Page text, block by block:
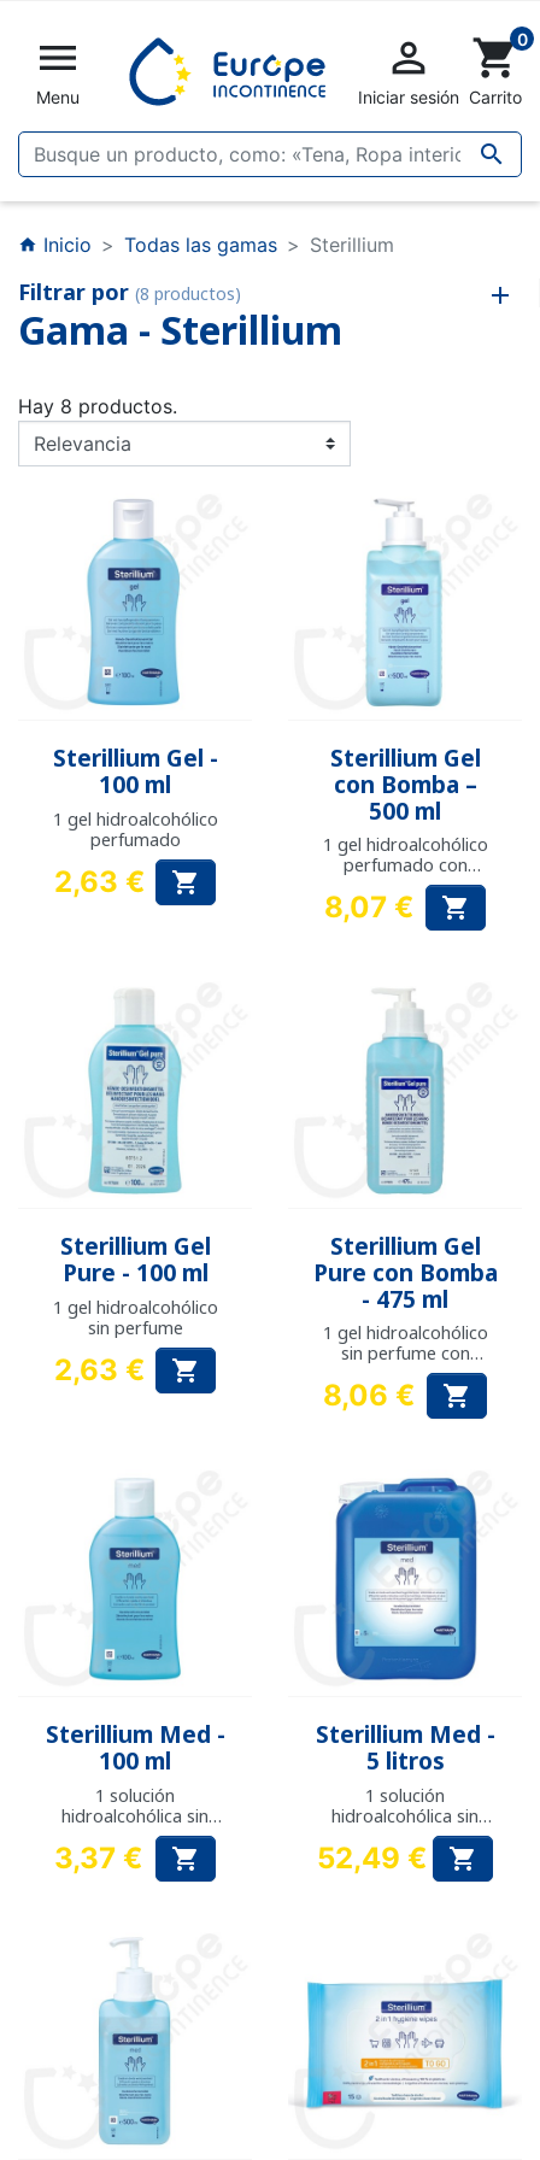

Menu


Iniciar sesión
shopping_cart0
Carrito
home Inicio Todas las gamas Sterillium
Filtrar por (8 productos)
Gama - Sterillium
Hay 8 productos.
Sterillium Gel -
100 ml
1 gel hidroalcohólico
perfumado
Precio
2,63 € 
Sterillium Gel
con Bomba –
500 ml
1 gel hidroalcohólico
perfumado con
bomba
Precio
8,07 € 
Sterillium Gel
Pure - 100 ml
1 gel hidroalcohólico
sin perfume
Precio
2,63 € 
Sterillium Gel
Pure con Bomba
- 475 ml
1 gel hidroalcohólico
sin perfume con
bomba
Precio
8,06 € 
Sterillium Med -
100 ml
1 solución
hidroalcohólica sin
perfume
Precio
3,37 € 
Sterillium Med -
5 litros
1 solución
hidroalcohólica sin
perfume
Precio
52,49 € 